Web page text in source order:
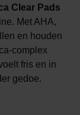
Clear Pads
Met AHA,
en houden
complex
fris en in
gedoe.